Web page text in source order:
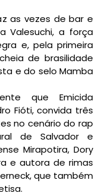
as vezes de bar e
Valesuchi, a força
e, pela primeira
de brasilidade
e do selo Mamba
que Emicida
Fióti, convida três
no cenário do rap
de Salvador e
Mirapotira, Dory
e autora de rimas
que também